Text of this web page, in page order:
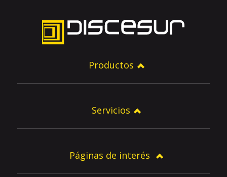
Productos
Servicios
Páginas de interés